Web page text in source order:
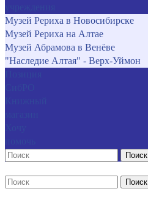
Музей Рериха в Новосибирске
Музей Рериха на Алтае
Музей Абрамова в Венёве
"Наследие Алтая" - Верх-Уймон
Поиск
Поиск